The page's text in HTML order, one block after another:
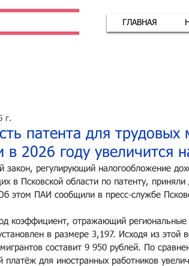
ГЛАВНАЯ
патента для трудовых
в 2026 году увеличится
г.
закон, регулирующий налогообложение
в Псковской области по патенту,
этом ПАИ сообщили в пресс-службе
коэффициент, отражающий региональные
в размере 3,197. Исходя из этой
составит 9 950 рублей. По
платёж для иностранных работников